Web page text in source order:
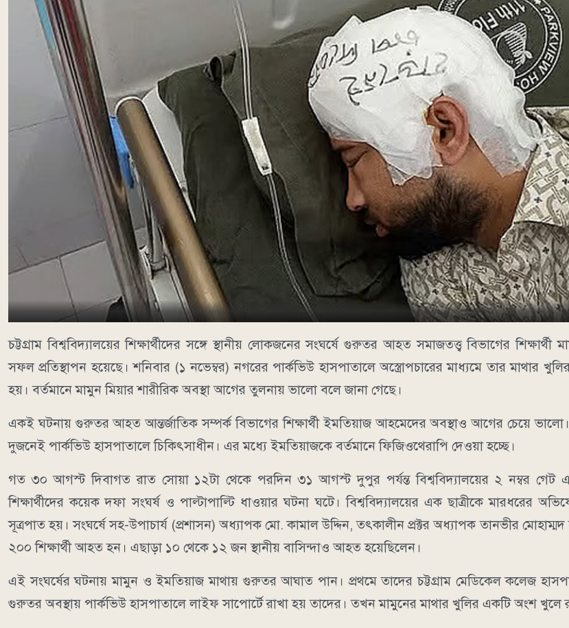
চট্টগ্রাম বিশ্ববিদ্যালয়ের শিক্ষার্থীদের সঙ্গে স্থানীয় লোকজনের সংঘর্ষে গুরুতর আহত সমাজতত্ত্ব বিভাগের শিক্ষার্থী
সফল প্রতিস্থাপন হয়েছে। শনিবার (১ নভেম্বর) নগরের পার্কভিউ হাসপাতালে অস্ত্রোপচারের মাধ্যমে তার মাথার
হয়। বর্তমানে মামুন মিয়ার শারীরিক অবস্থা আগের তুলনায় ভালো বলে জানা গেছে।
একই ঘটনায় গুরুতর আহত আন্তর্জাতিক সম্পর্ক বিভাগের শিক্ষার্থী ইমতিয়াজ আহমেদের অবস্থাও আগের চেয়ে
দুজনেই পার্কভিউ হাসপাতালে চিকিৎসাধীন। এর মধ্যে ইমতিয়াজকে বর্তমানে ফিজিওথেরাপি দেওয়া হচ্ছে।
গত ৩০ আগস্ট দিবাগত রাত সোয়া ১২টা থেকে পরদিন ৩১ আগস্ট দুপুর পর্যন্ত বিশ্ববিদ্যালয়ের ২ নম্বর গেট
শিক্ষার্থীদের কয়েক দফা সংঘর্ষ ও পাল্টাপাল্টি ধাওয়ার ঘটনা ঘটে। বিশ্ববিদ্যালয়ের এক ছাত্রীকে মারধরের
সূত্রপাত হয়। সংঘর্ষে সহ-উপাচার্য (প্রশাসন) অধ্যাপক মো. কামাল উদ্দিন, তৎকালীন প্রক্টর অধ্যাপক তানভীর
২০০ শিক্ষার্থী আহত হন। এছাড়া ১০ থেকে ১২ জন স্থানীয় বাসিন্দাও আহত হয়েছিলেন।
এই সংঘর্ষের ঘটনায় মামুন ও ইমতিয়াজ মাথায় গুরুতর আঘাত পান। প্রথমে তাদের চট্টগ্রাম মেডিকেল কলেজ
গুরুতর অবস্থায় পার্কভিউ হাসপাতালে লাইফ সাপোর্টে রাখা হয় তাদের। তখন মামুনের মাথার খুলির একটি অংশ খুলে